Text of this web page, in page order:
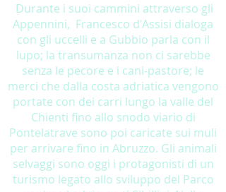
Durante i suoi cammini attraverso gli
Appennini, Francesco d'Assisi dialoga
con gli uccelli e a Gubbio parla con il
lupo; la transumanza non ci sarebbe
senza le pecore e i cani-pastore; le
merci che dalla costa adriatica vengono
portate con dei carri lungo la valle del
Chienti fino allo snodo viario di
Pontelatrave sono poi caricate sui muli
per arrivare fino in Abruzzo. Gli animali
selvaggi sono oggi i protagonisti di un
turismo legato allo sviluppo del Parco